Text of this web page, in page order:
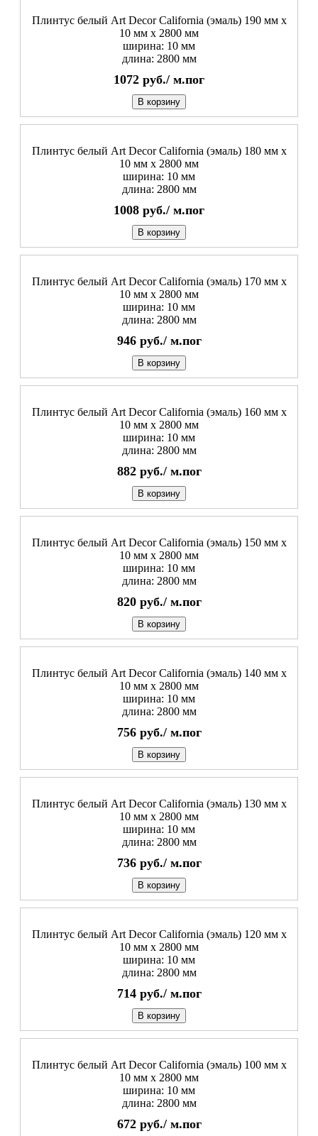
Плинтус белый Art Decor California (эмаль) 190 мм х
10 мм х 2800 мм
ширина: 10 мм
длина: 2800 мм
1072 руб./ м.пог
В корзину
Плинтус белый Art Decor California (эмаль) 180 мм х
10 мм х 2800 мм
ширина: 10 мм
длина: 2800 мм
1008 руб./ м.пог
В корзину
Плинтус белый Art Decor California (эмаль) 170 мм х
10 мм х 2800 мм
ширина: 10 мм
длина: 2800 мм
946 руб./ м.пог
В корзину
Плинтус белый Art Decor California (эмаль) 160 мм х
10 мм х 2800 мм
ширина: 10 мм
длина: 2800 мм
882 руб./ м.пог
В корзину
Плинтус белый Art Decor California (эмаль) 150 мм х
10 мм х 2800 мм
ширина: 10 мм
длина: 2800 мм
820 руб./ м.пог
В корзину
Плинтус белый Art Decor California (эмаль) 140 мм х
10 мм х 2800 мм
ширина: 10 мм
длина: 2800 мм
756 руб./ м.пог
В корзину
Плинтус белый Art Decor California (эмаль) 130 мм х
10 мм х 2800 мм
ширина: 10 мм
длина: 2800 мм
736 руб./ м.пог
В корзину
Плинтус белый Art Decor California (эмаль) 120 мм х
10 мм х 2800 мм
ширина: 10 мм
длина: 2800 мм
714 руб./ м.пог
В корзину
Плинтус белый Art Decor California (эмаль) 100 мм х
10 мм х 2800 мм
ширина: 10 мм
длина: 2800 мм
672 руб./ м.пог